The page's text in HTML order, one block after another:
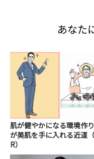
あなた
肌が健やかになる環境作
が美肌を手に入れる近道
R）